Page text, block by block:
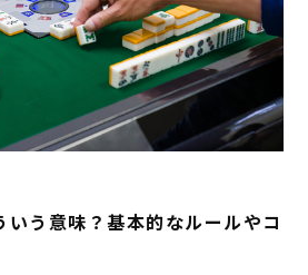
いう意味？基本的なルールやコ